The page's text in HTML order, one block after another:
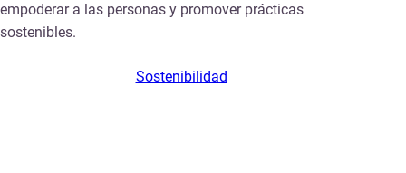
empoderar a las personas y promover prácticas
sostenibles.
Sostenibilidad